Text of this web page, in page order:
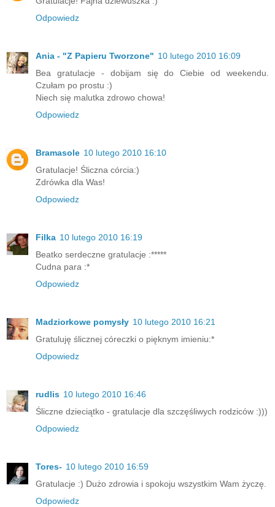
Odpowiedz
Ania - "Z Papieru Tworzone" 10 lutego 2010 16:09
Bea gratulacje - dobijam się do Ciebie od weekendu.
Czułam po prostu :)
Niech się malutka zdrowo chowa!
Odpowiedz
Bramasole 10 lutego 2010 16:10
Gratulacje! Śliczna córcia:)
Zdrówka dla Was!
Odpowiedz
Filka 10 lutego 2010 16:19
Beatko serdeczne gratulacje :*****
Cudna para :*
Odpowiedz
Madziorkowe pomysły 10 lutego 2010 16:21
Gratuluję ślicznej córeczki o pięknym imieniu:*
Odpowiedz
rudlis 10 lutego 2010 16:46
Śliczne dzieciątko - gratulacje dla szczęśliwych rodziców :)))
Odpowiedz
Tores- 10 lutego 2010 16:59
Gratulacje :) Dużo zdrowia i spokoju wszystkim Wam życzę.
Odpowiedz